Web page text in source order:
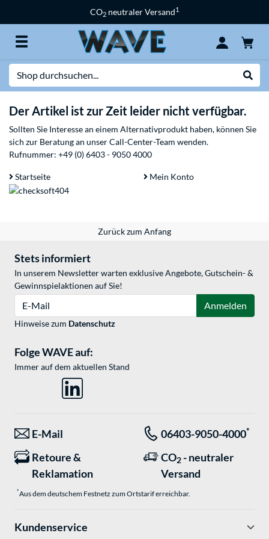
CO2 neutraler Versand1
Der Artikel ist zur Zeit leider nicht verfügbar.
Sollten Sie Interesse an einem Alternativprodukt haben, können Sie
sich zur Beratung an unser Call-Center-Team wenden.
Rufnummer: +49 (0) 6403 - 9050 4000
Startseite Mein Konto
Zurück zum Anfang
Stets informiert
In unserem Newsletter warten exklusive Angebote, Gutschein- &
Gewinnspielaktionen auf Sie!
Anmelden
Hinweise zum Datenschutz
Folge WAVE auf:
Immer auf dem aktuellen Stand
E-Mail 06403-9050-4000*
Retoure &
Reklamation
CO2 - neutraler
Versand
*Aus dem deutschem Festnetz zum Ortstarif erreichbar.
Kundenservice